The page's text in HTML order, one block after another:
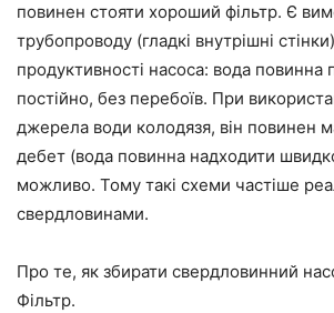
повинен стояти хороший фільтр. Є
трубопроводу (гладкі внутрішні
продуктивності насоса: вода повинна
постійно, без перебоїв. При
джерела води колодязя, він повинен
дебет (вода повинна надходити
можливо. Тому такі схеми частіше
свердловинами.
Про те, як збирати свердловинний
Фільтр.